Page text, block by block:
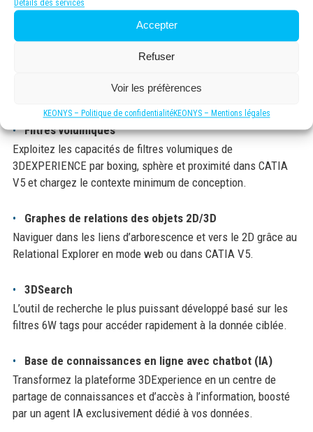
Détails des services
Accepter
Refuser
Voir les préfèrences
KEONYS – Politique de confidentialitéKEONYS – Mentions légales
Revue améliorée avec le 3DMarkup qui permet d’annoter en 3D
l’assemblage en mode web.
chargement d’une page web.
Filtres volumiques
Exploitez les capacités de filtres volumiques de
3DEXPERIENCE par boxing, sphère et proximité dans CATIA
V5 et chargez le contexte minimum de conception.
Graphes de relations des objets 2D/3D
Naviguer dans les liens d’arborescence et vers le 2D grâce au
Relational Explorer en mode web ou dans CATIA V5.
3DSearch
L’outil de recherche le plus puissant développé basé sur les
filtres 6W tags pour accéder rapidement à la donnée ciblée.
Base de connaissances en ligne avec chatbot (IA)
Transformez la plateforme 3DExperience en un centre de
partage de connaissances et d’accès à l’information, boosté
par un agent IA exclusivement dédié à vos données.